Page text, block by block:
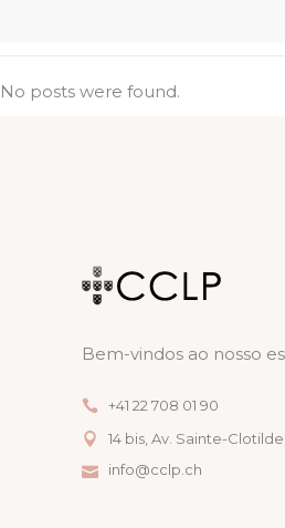
No posts were found.
Bem-vindos ao nosso
+41 22 708 01 90
14 bis, Av. Sainte-
info@cclp.ch